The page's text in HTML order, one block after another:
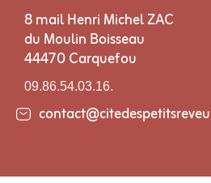
8 mail Henri Michel ZAC
du Moulin Boisseau
44470 Carquefou
09.86.54.03.16.